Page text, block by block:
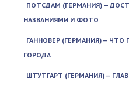
ПОТСДАМ (ГЕРМАНИЯ) —
НАЗВАНИЯМИ И ФОТО
ГАННОВЕР (ГЕРМАНИЯ) —
ГОРОДА
ШТУТГАРТ (ГЕРМАНИЯ) —